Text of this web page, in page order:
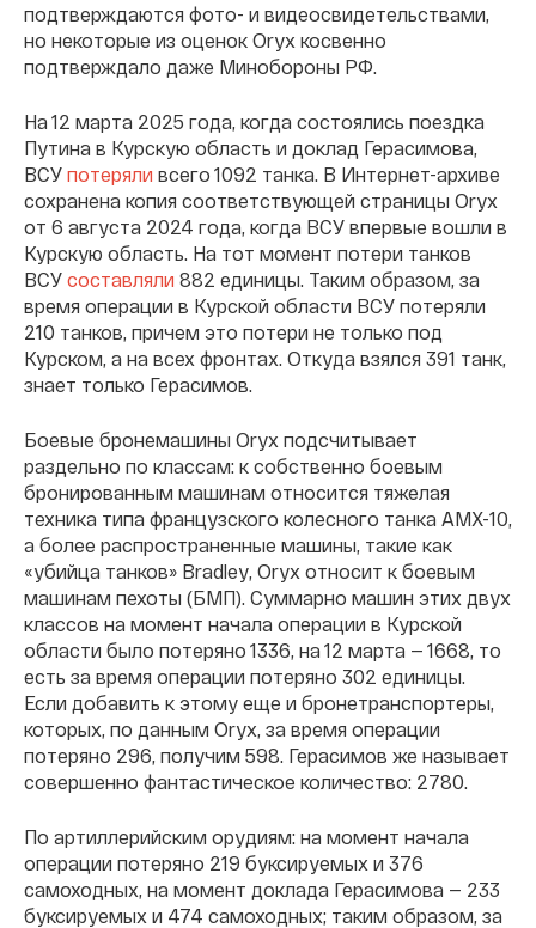
подтверждаются фото- и видеосвидетельствами,
но некоторые из оценок Oryx косвенно
подтверждало даже Минобороны РФ.
На 12 марта 2025 года, когда состоялись поездка
Путина в Курскую область и доклад Герасимова,
ВСУ потеряли всего 1092 танка. В Интернет-архиве
сохранена копия соответствующей страницы Oryx
от 6 августа 2024 года, когда ВСУ впервые вошли в
Курскую область. На тот момент потери танков
ВСУ составляли 882 единицы. Таким образом, за
время операции в Курской области ВСУ потеряли
210 танков, причем это потери не только под
Курском, а на всех фронтах. Откуда взялся 391 танк,
знает только Герасимов.
Боевые бронемашины Oryx подсчитывает
раздельно по классам: к собственно боевым
бронированным машинам относится тяжелая
техника типа французского колесного танка AMX-10,
а более распространенные машины, такие как
«убийца танков» Bradley, Oryx относит к боевым
машинам пехоты (БМП). Суммарно машин этих двух
классов на момент начала операции в Курской
области было потеряно 1336, на 12 марта — 1668, то
есть за время операции потеряно 302 единицы.
Если добавить к этому еще и бронетранспортеры,
которых, по данным Oryx, за время операции
потеряно 296, получим 598. Герасимов же называет
совершенно фантастическое количество: 2780.
По артиллерийским орудиям: на момент начала
операции потеряно 219 буксируемых и 376
самоходных, на момент доклада Герасимова — 233
буксируемых и 474 самоходных; таким образом, за